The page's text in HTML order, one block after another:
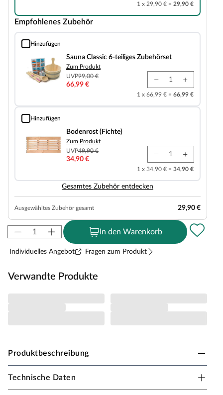
1 x 29,90 € = 29,90 €
Empfohlenes Zubehör
Hinzufügen
Sauna Classic 6-teiliges Zubehörset
Sauna Classic 6-teiliges Zubehörset
Zum Produkt
UVP99,00 €
66,99 €
1 x 66,99 € = 66,99 €
Hinzufügen
Bodenrost (Fichte)
Bodenrost (Fichte)
Zum Produkt
UVP49,90 €
34,90 €
1 x 34,90 € = 34,90 €
Gesamtes Zubehör entdecken
Ausgewähltes Zubehör gesamt 29,90 €
In den Warenkorb
Individuelles Angebot Fragen zum Produkt
Verwandte Produkte
Produktbeschreibung
Karibu Innensauna Jarin in Systembauweise für 2-
3 Personen
Technische Daten